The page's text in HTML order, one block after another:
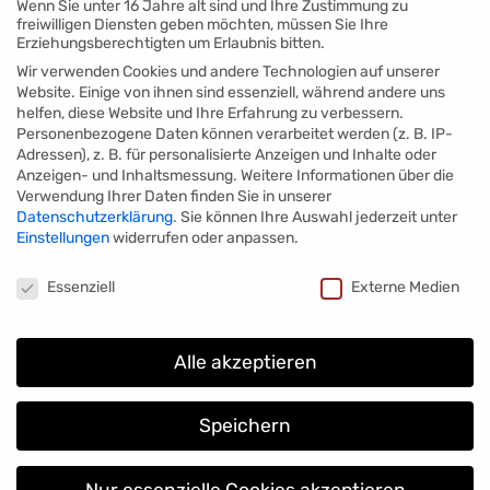
Wenn Sie unter 16 Jahre alt sind und Ihre Zustimmung zu
freiwilligen Diensten geben möchten, müssen Sie Ihre
Erziehungsberechtigten um Erlaubnis bitten.
Wir verwenden Cookies und andere Technologien auf unserer
Website. Einige von ihnen sind essenziell, während andere uns
helfen, diese Website und Ihre Erfahrung zu verbessern.
Personenbezogene Daten können verarbeitet werden (z. B. IP-
Adressen), z. B. für personalisierte Anzeigen und Inhalte oder
Anzeigen- und Inhaltsmessung. Weitere Informationen über die
Verwendung Ihrer Daten finden Sie in unserer
Datenschutzerklärung. Sie können Ihre Auswahl jederzeit unter
Einstellungenwiderrufen oder anpassen.
Essenziell
Externe Medien
Alle akzeptieren
Speichern